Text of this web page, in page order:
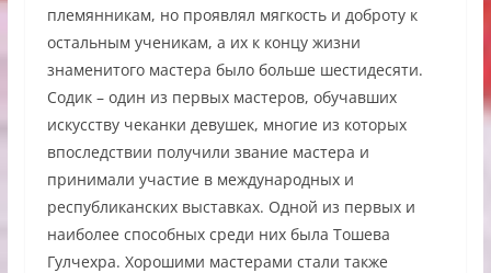
племянникам, но проявлял мягкость и доброту к
остальным ученикам, а их к концу жизни
знаменитого мастера было больше шестидесяти.
Содик – один из первых мастеров, обучавших
искусству чеканки девушек, многие из которых
впоследствии получили звание мастера и
принимали участие в международных и
республиканских выставках. Одной из первых и
наиболее способных среди них была Тошева
Гулчехра. Хорошими мастерами стали также